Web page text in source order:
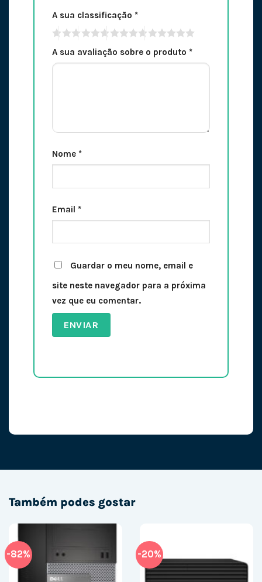
A sua classificação *
A sua avaliação sobre o produto *
Nome *
Email *
Guardar o meu nome, email e
site neste navegador para a próxima
vez que eu comentar.
Também podes gostar
-82% -20%